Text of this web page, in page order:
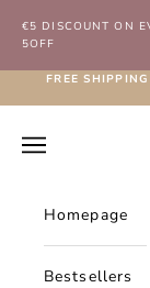
€5 DISCOUNT ON
5OFF
FREE
Navigatiemenu
Homepage
Bestsellers